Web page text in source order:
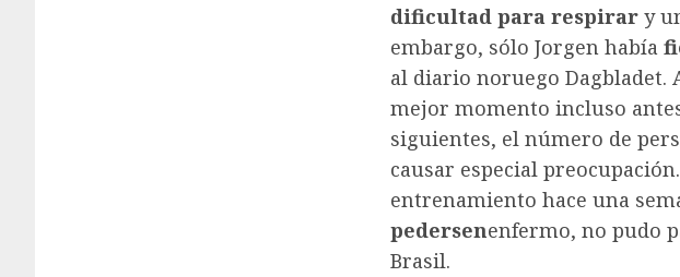
dificultad para respirar y
embargo, sólo Jorgen había
al diario noruego Dagbladet.
mejor momento incluso
siguientes, el número de
causar especial preocupación.
entrenamiento hace una
pedersenenfermo, no pudo
Brasil.